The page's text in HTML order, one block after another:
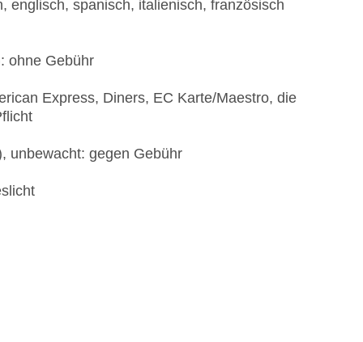
englisch, spanisch, italienisch, französisch
ohne Gebühr
Express, Diners, EC Karte/Maestro, die
unbewacht: gegen Gebühr